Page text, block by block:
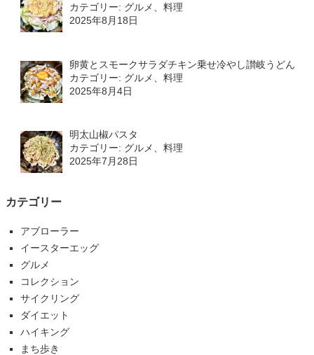
カテゴリー: グルメ、料理
2025年8月18日
卵黄とスモークサラダチキン乗せ冷やし讃岐うどん
カテゴリー: グルメ、料理
2025年8月4日
明太山椒パスタ
カテゴリー: グルメ、料理
2025年7月28日
カテゴリー
アブローラー
イースターエッグ
グルメ
コレクション
サイクリング
ダイエット
ハイキング
まち歩き